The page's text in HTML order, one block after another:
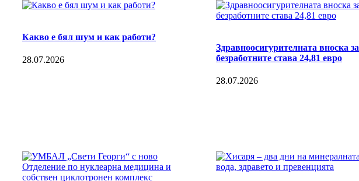
Какво е бял шум и как работи?
28.07.2026
Здравноосигурителната вноска за
безработните става 24,81 евро
28.07.2026